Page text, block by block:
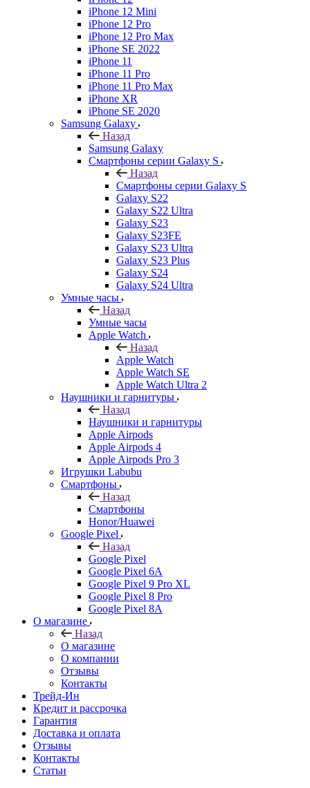
iPhone 12 Mini
iPhone 12 Pro
iPhone 12 Pro Max
iPhone SE 2022
iPhone 11
iPhone 11 Pro
iPhone 11 Pro Max
iPhone XR
iPhone SE 2020
Samsung Galaxy
Назад
Samsung Galaxy
Смартфоны серии Galaxy S
Назад
Смартфоны серии Galaxy S
Galaxy S22
Galaxy S22 Ultra
Galaxy S23
Galaxy S23FE
Galaxy S23 Ultra
Galaxy S23 Plus
Galaxy S24
Galaxy S24 Ultra
Умные часы
Назад
Умные часы
Apple Watch
Назад
Apple Watch
Apple Watch SE
Apple Watch Ultra 2
Наушники и гарнитуры
Назад
Наушники и гарнитуры
Apple Airpods
Apple Airpods 4
Apple Airpods Pro 3
Игрушки Labubu
Смартфоны
Назад
Смартфоны
Honor/Huawei
Google Pixel
Назад
Google Pixel
Google Pixel 6A
Google Pixel 9 Pro XL
Google Pixel 8 Pro
Google Pixel 8A
О магазине
Назад
О магазине
О компании
Отзывы
Контакты
Трейд-Ин
Кредит и рассрочка
Гарантия
Доставка и оплата
Отзывы
Контакты
Статьи